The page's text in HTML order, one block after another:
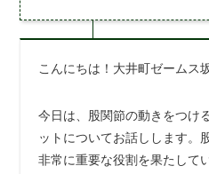
こんにちは！大井町ゼームス
今日は、股関節の動きをつけ
ットについてお話しします。
非常に重要な役割を果たして